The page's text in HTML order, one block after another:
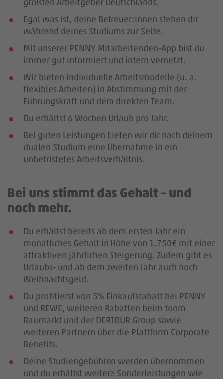
größten Arbeitgeber Deutschlands.
Egal was ist, deine Betreuer:innen stehen dir
während deines Studiums zur Seite.
Mit unserer PENNY Mitarbeitenden-App bist du
immer gut informiert und intern vernetzt.
Wir bieten individuelle Arbeitsmodelle (u. a.
flexibles Arbeiten) in Abstimmung mit der
Führungskraft und dem direkten Team.
Du erhältst 6 Wochen Urlaub pro Jahr.
Bei guten Leistungen bieten wir dir nach deinem
dualen Studium eine Übernahme in ein
unbefristetes Arbeitsverhältnis.
Bei uns stimmt das Gehalt – und
noch mehr.
Du erhältst bereits ab dem ersten Jahr ein
monatliches Gehalt in Höhe von 1.750€ mit einer
attraktiven jährlichen Steigerung. Zudem gibt es
Urlaubs- und ab dem zweiten Jahr auch noch
Weihnachtsgeld.
Du profitierst von 5% Einkaufsrabatt bei PENNY
und REWE, weiteren Rabatten beim toom
Baumarkt und der DERTOUR Group sowie
weiteren Partnern über die Plattform Corporate
Benefits.
Deine Studiengebühren werden übernommen
und du erhältst weitere Sonderleistungen wie